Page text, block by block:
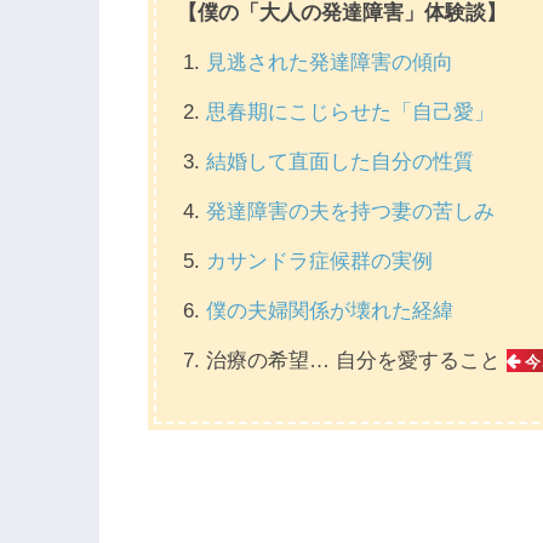
【僕の「大人の発達障害」体験談】
見逃された発達障害の傾向
思春期にこじらせた「自己愛」
結婚して直面した自分の性質
発達障害の夫を持つ妻の苦しみ
カサンドラ症候群の実例
僕の夫婦関係が壊れた経緯
治療の希望… 自分を愛すること 今